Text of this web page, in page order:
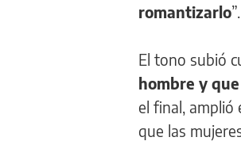
romantizarlo”.
El tono subió
hombre y
el final, amplió
que las